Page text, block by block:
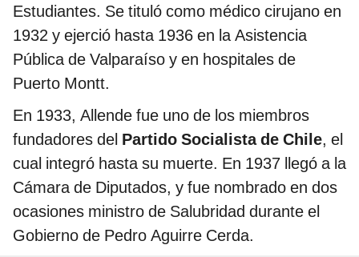
Estudiantes. Se tituló como médico cirujano en
1932 y ejerció hasta 1936 en la Asistencia
Pública de Valparaíso y en hospitales de
Puerto Montt.
En 1933, Allende fue uno de los miembros
fundadores del Partido Socialista de Chile, el
cual integró hasta su muerte. En 1937 llegó a la
Cámara de Diputados, y fue nombrado en dos
ocasiones ministro de Salubridad durante el
Gobierno de Pedro Aguirre Cerda.